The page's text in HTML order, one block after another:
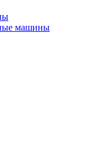
машины